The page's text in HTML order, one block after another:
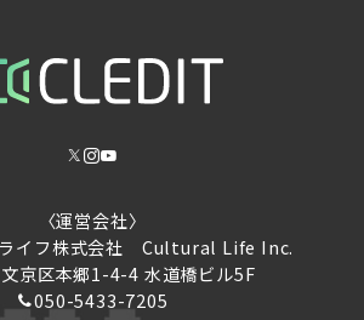
〈運営会社〉
ライフ株式会社 ​Cultural Life Inc.
京区本郷1-4-4 水道橋ビル5F
050-5433-7205